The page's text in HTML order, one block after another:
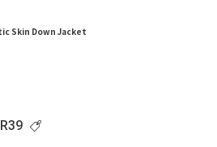
Skin Down Jacket